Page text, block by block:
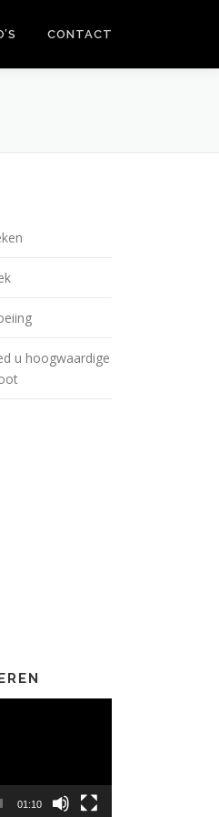
CONTACT
u hoogwaardige
01:10